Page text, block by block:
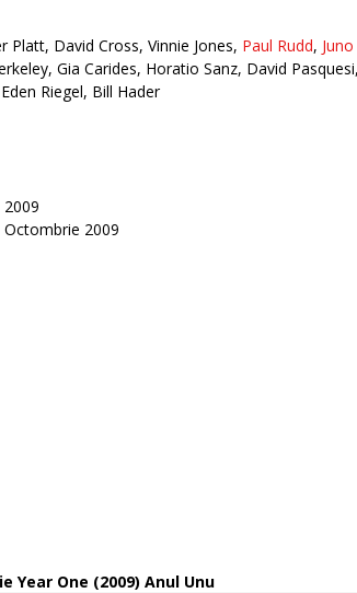
Platt, David Cross, Vinnie Jones, Paul Rudd,
Gia Carides, Horatio Sanz, David
Riegel, Bill Hader
2009
Octombrie 2009
Year One (2009) Anul Unu